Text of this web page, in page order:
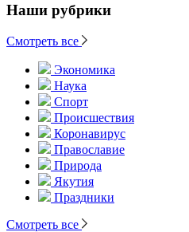
Наши рубрики
Смотреть все
Экономика
Наука
Спорт
Происшествия
Коронавирус
Православие
Природа
Якутия
Праздники
Смотреть все